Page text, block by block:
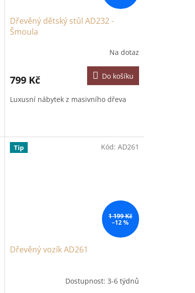
Dřevěný dětský stůl AD232 -
Šmoula
Na dotaz
799 Kč Do košíku
Luxusní nábytek z masivního dřeva
Tip
1 199 Kč
–12 %
Dřevěný vozík AD261
Dostupnost: 3-6 týdnů
Kód: AD261